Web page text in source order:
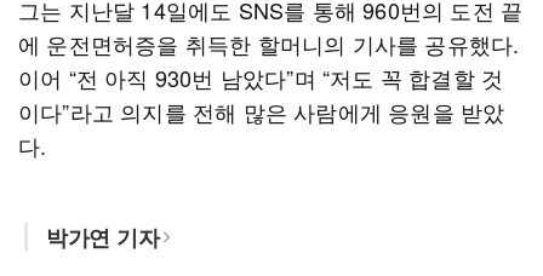
그는 지난달 14일에도 SNS를 통해 960번의 도전 끝
에 운전면허증을 취득한 할머니의 기사를 공유했다.
이어 “전 아직 930번 남았다”며 “저도 꼭 합결할 것
이다”라고 의지를 전해 많은 사람에게 응원을 받았
다.
박가연 기자